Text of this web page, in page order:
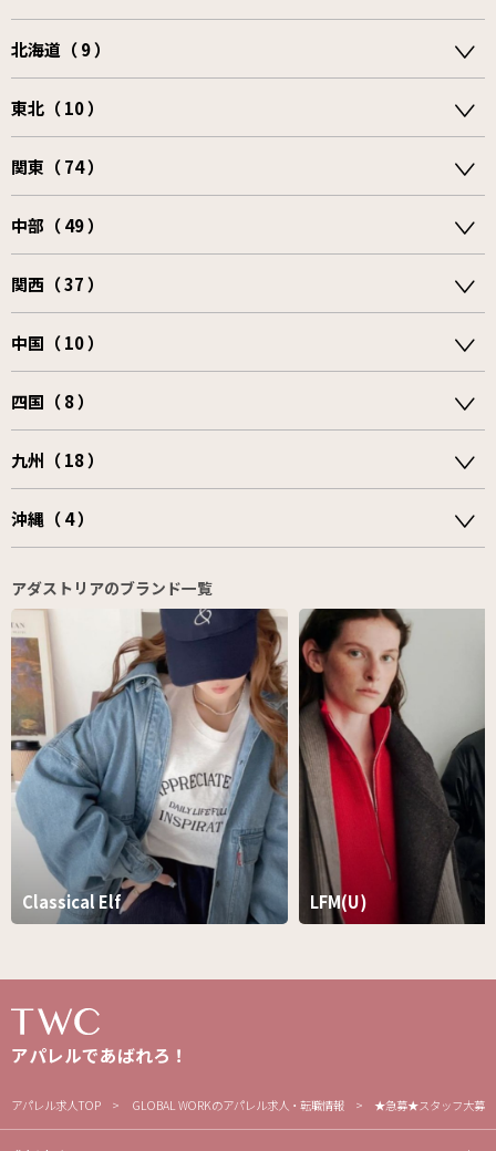
北海道（ 9 ）
東北（ 10 ）
関東（ 74 ）
中部（ 49 ）
関西（ 37 ）
中国（ 10 ）
四国（ 8 ）
九州（ 18 ）
沖縄（ 4 ）
アダストリアのブランド一覧
Classical Elf LFM(U)
アパレルであばれろ！
アパレル求人TOP GLOBAL WORKのアパレル求人・転職情報 ★急募★スタッフ大募